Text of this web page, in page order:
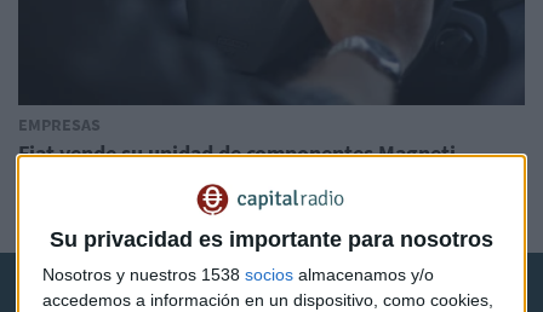
Su privacidad es importante para nosotros
Nosotros y nuestros 1538 socios almacenamos y/o
accedemos a información en un dispositivo, como cookies,
EMPRESAS
Fiat vende su unidad de componentes Magneti